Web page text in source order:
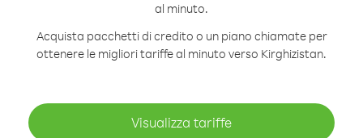
al minuto.
Acquista pacchetti di credito o un piano chiamate per
ottenere le migliori tariffe al minuto verso Kirghizistan.
Visualizza tariffe